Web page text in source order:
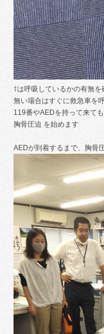
⇧は呼吸しているかの有無
無い場合はすぐに救急車を
119番やAEDを持って来て
胸骨圧迫 を始めます
AEDが到着するまで、胸骨